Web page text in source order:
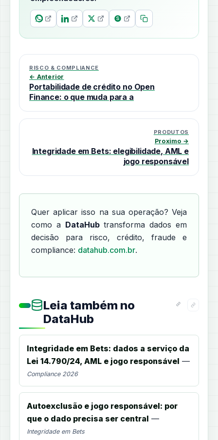
RISCO & COMPLIANCE
← Anterior
Portabilidade de crédito no Open
Finance: o que muda para a
PRODUTOS
Proximo →
Integridade em Bets: elegibilidade, AML e
jogo responsável
Quer aplicar isso na sua operação? Veja
como a DataHubtransforma dados em
decisão para risco, crédito, fraude e
compliance: datahub.com.br.
Leia também no
DataHub
Integridade em Bets: dados a serviço da
Lei 14.790/24, AML e jogo responsável —
Compliance 2026
Autoexclusão e jogo responsável: por
que o dado precisa ser central —
Integridade em Bets